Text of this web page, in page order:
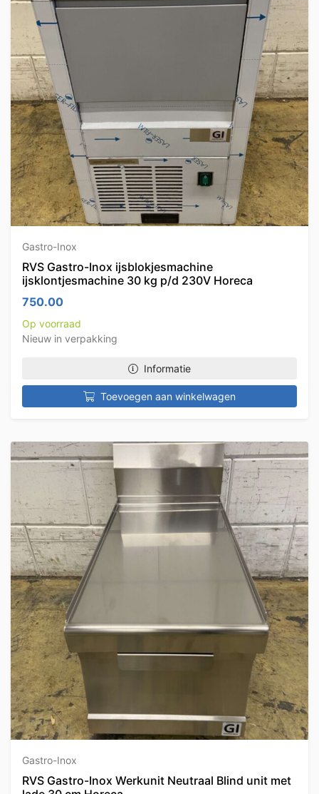
Gastro-Inox
RVS Gastro-Inox ijsblokjesmachine
ijsklontjesmachine 30 kg p/d 230V Horeca
750.00
Op voorraad
Nieuw in verpakking
Informatie
Toevoegen aan winkelwagen
Gastro-Inox
RVS Gastro-Inox Werkunit Neutraal Blind unit met